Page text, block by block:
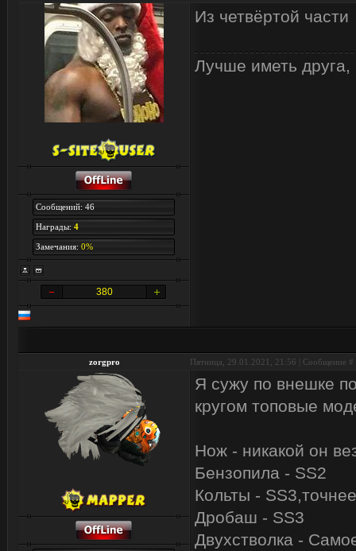
Сообщений: 46
Награды: 4
Замечания: 0%
380
Из четвёртой части
Лучше иметь друга,
zorgpro Пятница, 29.01.2021, 21:56 | Сообщение #
Я сужу по внешке
кругом топовые
Нож - никакой он
Бензопила - SS2
Кольты -
Дробаш - SS3
Двухстволка -